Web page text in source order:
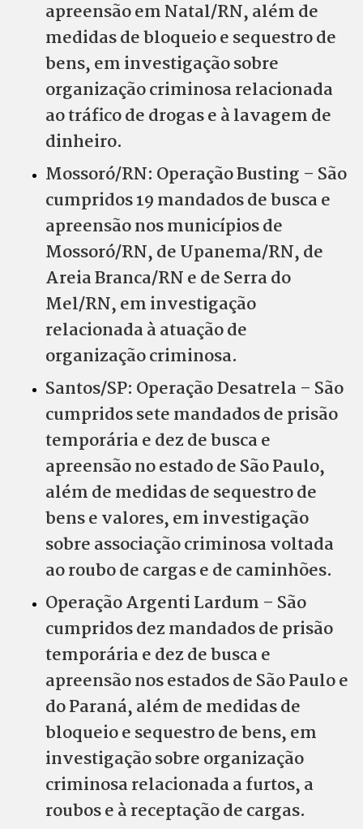
apreensão em Natal/RN, além de
medidas de bloqueio e sequestro de
bens, em investigação sobre
organização criminosa relacionada
ao tráfico de drogas e à lavagem de
dinheiro.
Mossoró/RN: Operação Busting – São
cumpridos 19 mandados de busca e
apreensão nos municípios de
Mossoró/RN, de Upanema/RN, de
Areia Branca/RN e de Serra do
Mel/RN, em investigação
relacionada à atuação de
organização criminosa.
Santos/SP: Operação Desatrela – São
cumpridos sete mandados de prisão
temporária e dez de busca e
apreensão no estado de São Paulo,
além de medidas de sequestro de
bens e valores, em investigação
sobre associação criminosa voltada
ao roubo de cargas e de caminhões.
Operação Argenti Lardum – São
cumpridos dez mandados de prisão
temporária e dez de busca e
apreensão nos estados de São Paulo e
do Paraná, além de medidas de
bloqueio e sequestro de bens, em
investigação sobre organização
criminosa relacionada a furtos, a
roubos e à receptação de cargas.